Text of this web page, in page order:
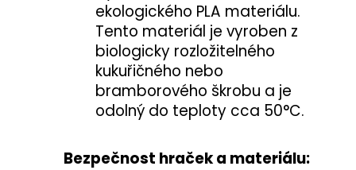
ekologického PLA materiálu.
Tento materiál je vyroben z
biologicky rozložitelného
kukuřičného nebo
bramborového škrobu a je
odolný do teploty cca 50°C.
Bezpečnost hraček a materiálu: